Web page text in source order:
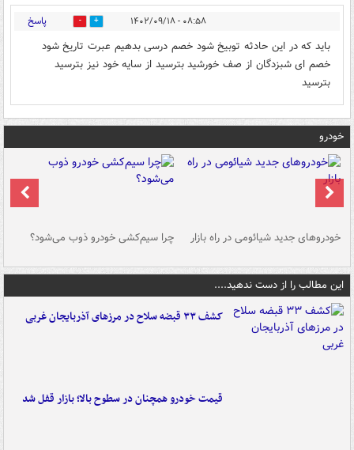
۰۸:۵۸ - ۱۴۰۲/۰۹/۱۸ 1 پاسخ
باید که در این حادثه توبیخ شود خصم درسی بدهیم عبرت تاریخ شود
خصم ای شبزدگان از صف خورشید بترسید از سایه خود نیز بترسید
بترسید
خودرو
خودروهای جدید شیائومی در راه بازار چرا سیم‌کشی خودرو ذوب می‌شود؟
این مطالب را از دست ندهید....
کشف ۳۳ قبضه سلاح در مرزهای آذربایجان غربی
قیمت خودرو همچنان در سطوح بالا؛ بازار قفل شد